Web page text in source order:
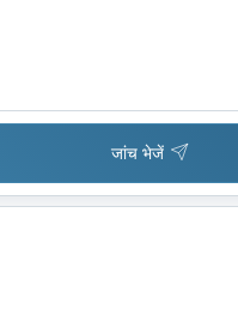
जांच भेजें